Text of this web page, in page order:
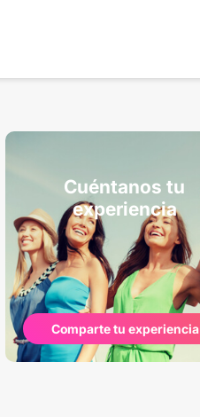
Cuéntanos tu
experiencia
Comparte tu experiencia